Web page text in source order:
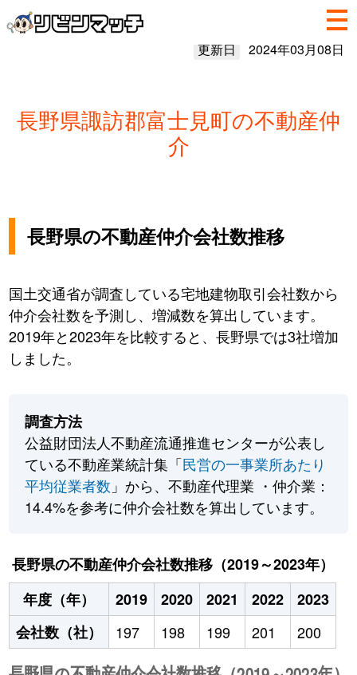
更新日 2024年03月08日
長野県諏訪郡富士見町の不動産仲
介
長野県の不動産仲介会社数推移
国土交通省が調査している宅地建物取引会社数から
仲介会社数を予測し、増減数を算出しています。
2019年と2023年を比較すると、長野県では3社増加
しました。
調査方法
公益財団法人不動産流通推進センターが公表し
ている不動産業統計集「民営の一事業所あたり
平均従業者数 」から、不動産代理業 ・仲介業：
14.4%を参考に仲介会社数を算出しています。
長野県の不動産仲介会社数推移（2019～2023年）
年度（年）
2019 2020 2021 2022
2023
会社数（社）
197 198 199 201 200